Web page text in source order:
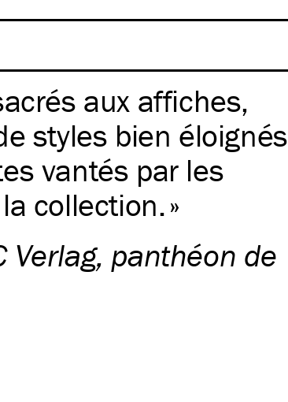
aux affiches,
styles bien éloignés
vantés par les
collection.
Verlag, panthéon de